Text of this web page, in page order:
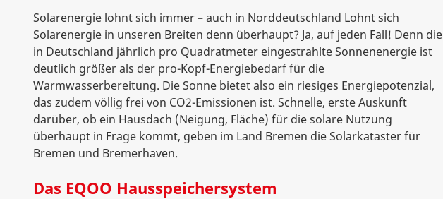
Solarenergie lohnt sich immer – auch in Norddeutschland Lohnt sich
Solarenergie in unseren Breiten denn überhaupt? Ja, auf jeden Fall! Denn die
in Deutschland jährlich pro Quadratmeter eingestrahlte Sonnenenergie ist
deutlich größer als der pro-Kopf-Energiebedarf für die
Warmwasserbereitung. Die Sonne bietet also ein riesiges Energiepotenzial,
das zudem völlig frei von CO2-Emissionen ist. Schnelle, erste Auskunft
darüber, ob ein Hausdach (Neigung, Fläche) für die solare Nutzung
überhaupt in Frage kommt, geben im Land Bremen die Solarkataster für
Bremen und Bremerhaven.
Das EQOO Hausspeichersystem